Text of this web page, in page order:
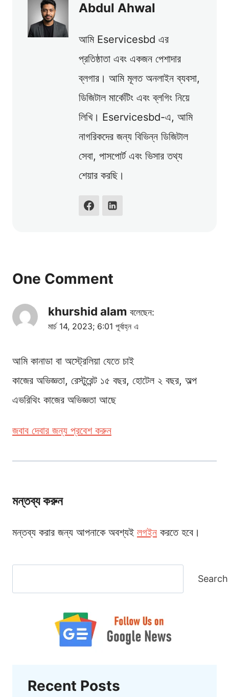
Abdul Ahwal
আমি Eservicesbd এর
প্রতিষ্ঠাতা এবং একজন পেশাদার
ব্লগার। আমি মূলত অনলাইন ব্যবসা,
ডিজিটাল মার্কেটিং এবং ব্লগিং নিয়ে
লিখি। Eservicesbd-এ, আমি
নাগরিকদের জন্য বিভিন্ন ডিজিটাল
সেবা, পাসপোর্ট এবং ভিসার তথ্য
শেয়ার করছি।
One Comment
khurshid alam বলেছেন:
মার্চ 14, 2023; 6:01 পূর্বাহ্ন এ
আমি কানাডা বা অস্ট্রেলিয়া যেতে চাই
কাজের অভিজ্ঞতা, রেস্টুরেন্ট ১৫ বছর, হোটেল ২ বছর, অল্প
এভরিথিং কাজের অভিজ্ঞতা আছে
জবাব দেবার জন্য প্রবেশ করুন
মন্তব্য করুন
মন্তব্য করার জন্য আপনাকে অবশ্যই লগইন করতে হবে।
Search
Recent Posts